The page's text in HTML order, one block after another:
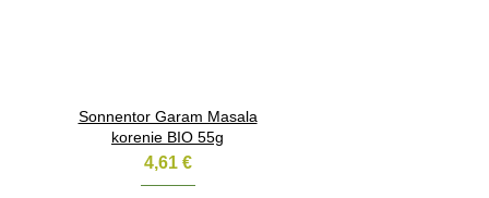
Sonnentor Garam Masala
korenie BIO 55g
4,61 €